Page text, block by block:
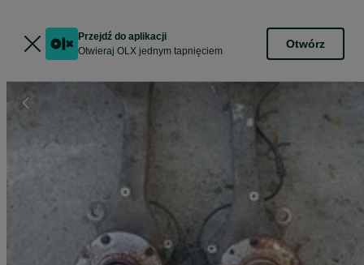
Przejdź do aplikacji
Otwieraj OLX jednym tapnięciem
Otwórz